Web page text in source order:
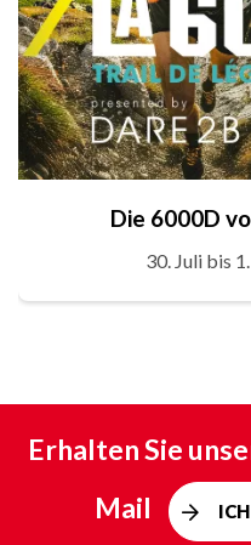
Die 6000D
30. Juli bis
Erhalten Sie
Mail